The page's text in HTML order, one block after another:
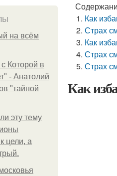
на всём
Которой в
- Анатолий
"тайной
эту тему
цели, а
Как
Страх
Как
Страх
Страх
Как